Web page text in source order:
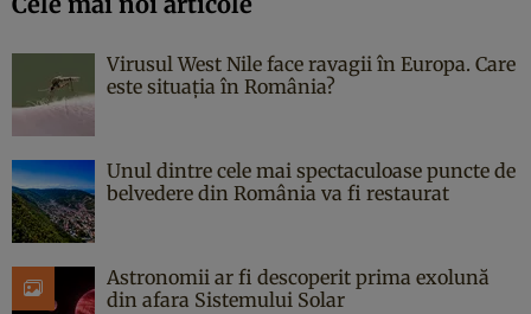
Virusul West Nile face ravagii în Europa. Care
este situația în România?
Unul dintre cele mai spectaculoase puncte de
belvedere din România va fi restaurat
Astronomii ar fi descoperit prima exolună
din afara Sistemului Solar